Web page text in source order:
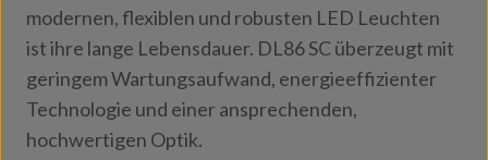
modernen, flexiblen und robusten LED Leuchten
ist ihre lange Lebensdauer. DL86 SC überzeugt mit
geringem Wartungsaufwand, energieeffizienter
Technologie und einer ansprechenden,
hochwertigen Optik.